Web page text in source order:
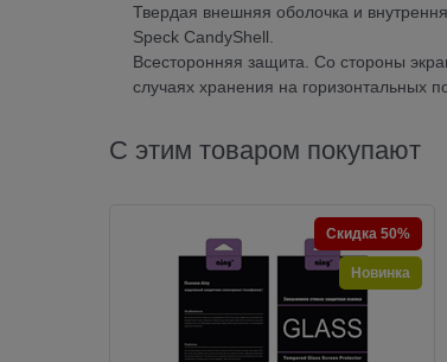
Твердая внешняя оболочка и
Speck CandyShell.
Всесторонняя защита. Со стороны
случаях хранения на горизонтальных
С этим товаром покупают
Скидка 50%
Новинка